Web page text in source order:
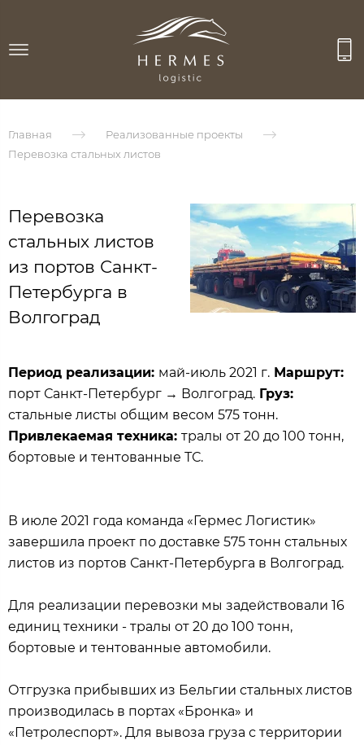
Главная
Реализованные проекты
Перевозка стальных листов
Перевозка
стальных листов
из портов Санкт-
Петербурга в
Волгоград
Период реализации: май-июль 2021 г. Маршрут:
порт Санкт-Петербург → Волгоград. Груз:
стальные листы общим весом 575 тонн.
Привлекаемая техника: тралы от 20 до 100 тонн,
бортовые и тентованные ТС.
В июле 2021 года команда «Гермес Логистик»
завершила проект по доставке 575 тонн стальных
листов из портов Санкт-Петербурга в Волгоград.
Для реализации перевозки мы задействовали 16
единиц техники - тралы от 20 до 100 тонн,
бортовые и тентованные автомобили.
Отгрузка прибывших из Бельгии стальных листов
производилась в портах «Бронка» и
«Петролеспорт». Для вывоза груза с территории